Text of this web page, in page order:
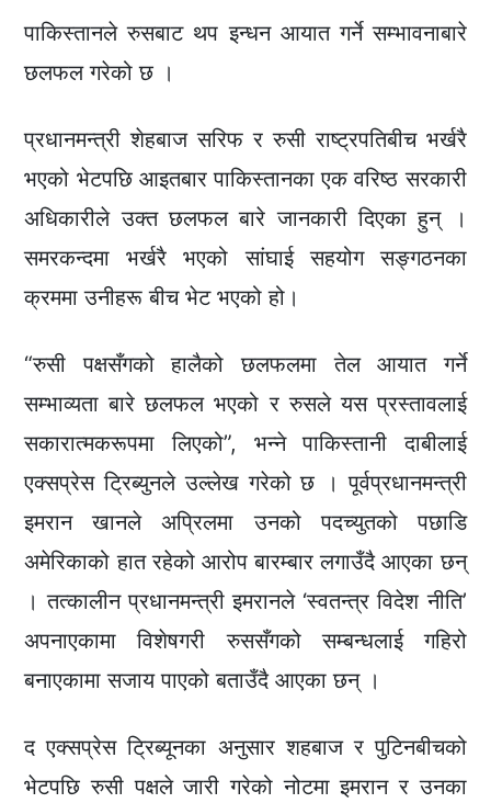
पाकिस्तानले रुसबाट थप इन्धन आयात गर्ने सम्भावनाबारे
छलफल गरेको छ ।
प्रधानमन्त्री शेहबाज सरिफ र रुसी राष्ट्रपतिबीच भर्खरै
भएको भेटपछि आइतबार पाकिस्तानका एक वरिष्ठ सरकारी
अधिकारीले उक्त छलफल बारे जानकारी दिएका हुन् ।
समरकन्दमा भर्खरै भएको सांघाई सहयोग सङ्गठनका
क्रममा उनीहरू बीच भेट भएको हो।
“रुसी पक्षसँगको हालैको छलफलमा तेल आयात गर्ने
सम्भाव्यता बारे छलफल भएको र रुसले यस प्रस्तावलाई
सकारात्मकरूपमा लिएको”, भन्ने पाकिस्तानी दाबीलाई
एक्सप्रेस ट्रिब्युनले उल्लेख गरेको छ । पूर्वप्रधानमन्त्री
इमरान खानले अप्रिलमा उनको पदच्युतको पछाडि
अमेरिकाको हात रहेको आरोप बारम्बार लगाउँदै आएका छन्
। तत्कालीन प्रधानमन्त्री इमरानले ‘स्वतन्त्र विदेश नीति’
अपनाएकामा विशेषगरी रुससँगको सम्बन्धलाई गहिरो
बनाएकामा सजाय पाएको बताउँदै आएका छन् ।
द एक्सप्रेस ट्रिब्यूनका अनुसार शहबाज र पुटिनबीचको
भेटपछि रुसी पक्षले जारी गरेको नोटमा इमरान र उनका